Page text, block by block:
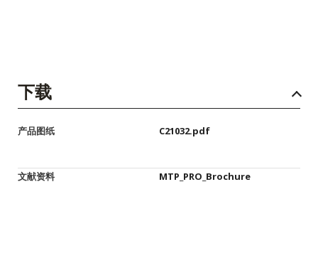
下载
产品图纸 C21032.pdf
文献资料 MTP_PRO_Brochure